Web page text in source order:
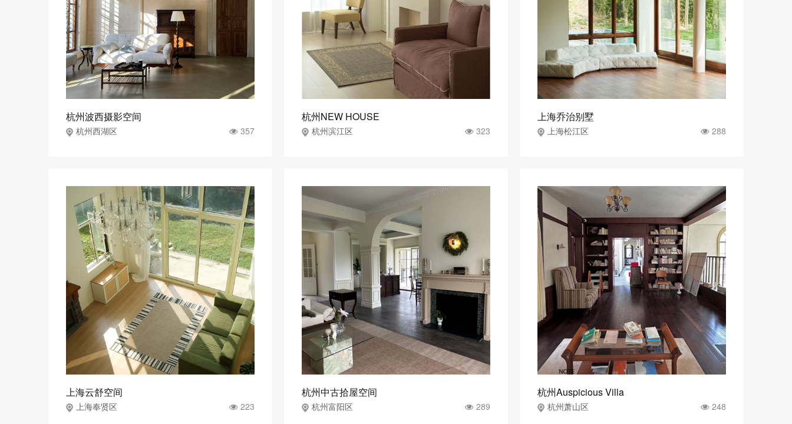
杭州波西摄影空间
杭州西湖区 357
杭州NEW HOUSE
杭州滨江区 323
上海乔治别墅
上海松江区 288
上海云舒空间
上海奉贤区 223
杭州中古拾屋空间
杭州富阳区 289
杭州Auspicious Villa
杭州萧山区 248